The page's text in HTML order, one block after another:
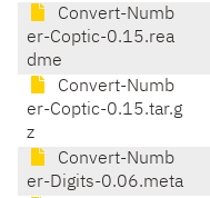
Convert-Numb
er-Coptic-0.15.rea
dme
Convert-Numb
er-Coptic-0.15.tar.g
z
Convert-Numb
er-Digits-0.06.meta